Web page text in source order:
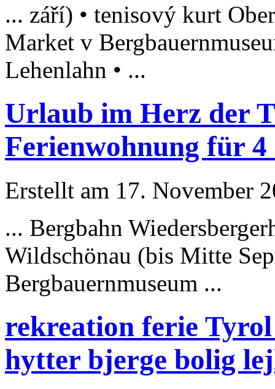
... září) • tenisový kurt
Market v
Lehenlahn • ...
Urlaub im Herz der
Ferienwohnung für
Erstellt am 17. November
... Bergbahn
Wildschönau (bis Mitte
Bergbauernmuseum ...
rekreation ferie
hytter bjerge bolig